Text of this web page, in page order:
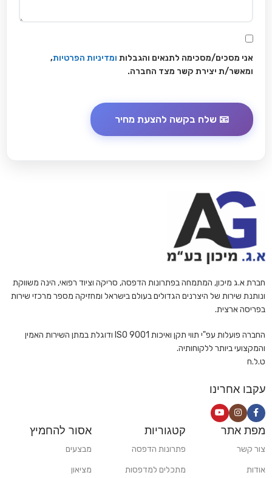
אני מסכים/מסכימה לתנאים והגבלות ומדיניות הפרטיות,
ומאשר/ת יצירת קשר מצד החברה.
חברת א.ג מיכון, המתמחה בפתרונות הדפסה, סריקה וציוד רפואי, הינה משווקת
ונותנת שירות של היצרנים הגדולים בעולם בישראל ומחזיקה מספר מרכזי שירות
בפריסה ארצית.
החברה פועלות עפ"י תווי תקן ואיכות ISO 9001 ודוגלת במתן השירות האמין
והמקצועי ביותר ללקוחותיה.
ט.ל.ח
עקבו אחרינו
מפת אתר
צור קשר
אודות
קטגוריות
פתרונות הדפסה
מתכלים למדפסות
אסור להחמיץ
מבצעים
מציאון